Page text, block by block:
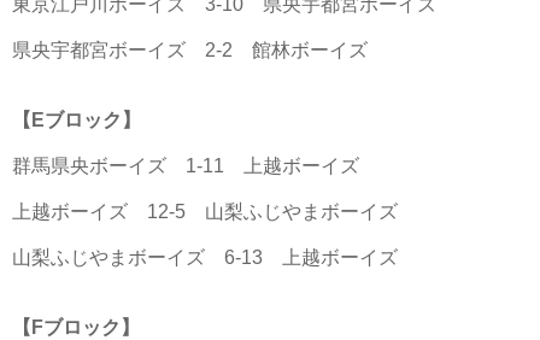
県央宇都宮ボーイズ 2-2 館林ボーイズ
【Eブロック】
群馬県央ボーイズ 1-11 上越ボーイズ
上越ボーイズ 12-5 山梨ふじやまボーイズ
山梨ふじやまボーイズ 6-13 上越ボーイズ
【Fブロック】